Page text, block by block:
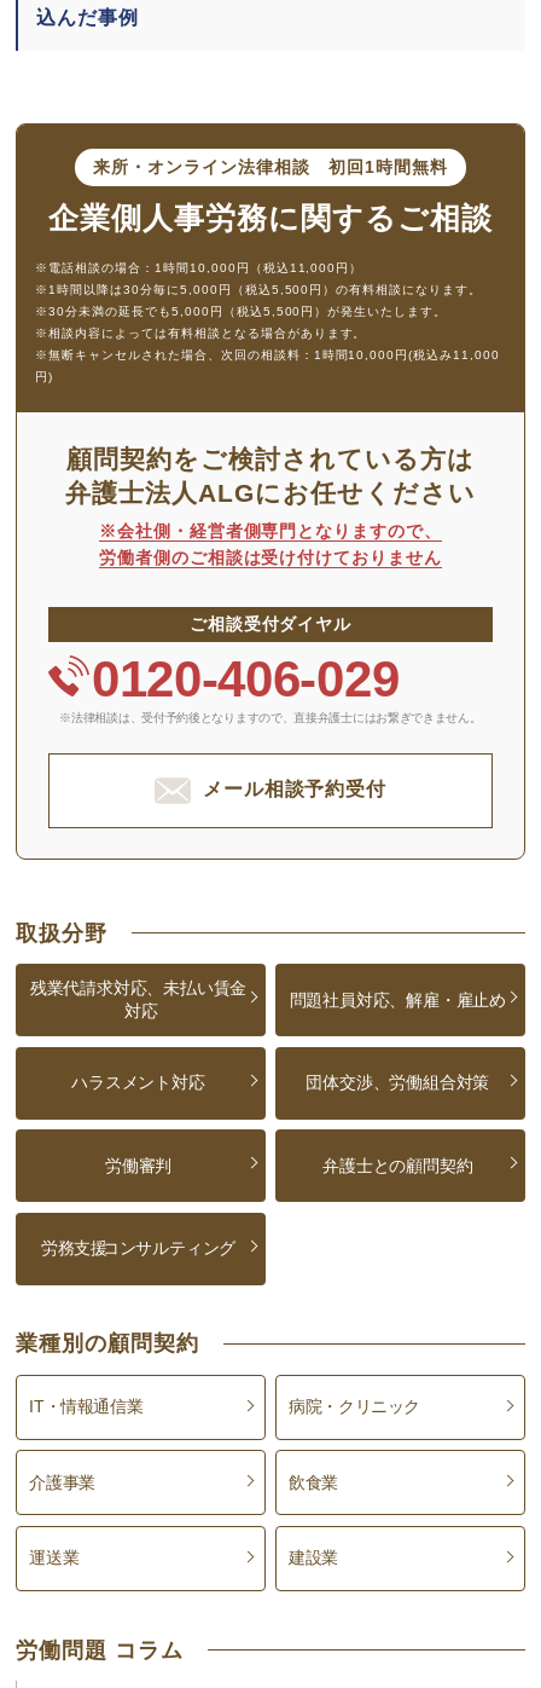
込んだ事例
来所・オンライン法律相談 初回1時間無料
企業側人事労務に 関するご相談
※電話相談の場合：1時間10,000円（税込11,000円）
※1時間以降は30分毎に5,000円（税込5,500円）の有料相談になります。
※30分未満の延長でも5,000円（税込5,500円）が発生いたします。
※相談内容によっては有料相談となる場合があります。
※無断キャンセルされた場合、次回の相談料：1時間10,000円(税込み11,000
円)
顧問契約をご検討されている方は
弁護士法人ALGにお任せください
※会社側・経営者側専門となりますので、
労働者側のご相談は受け付けておりません
ご相談受付ダイヤル
0120-406-029
※法律相談は、受付予約後となりますので、 直接弁護士にはお繋ぎできません。
メール相談予約受付
取扱分野
残業代請求対応、未払い賃金
対応
問題社員対応、解雇・雇止め
ハラスメント対応 団体交渉、労働組合対策
労働審判 弁護士との顧問契約
労務支援コンサルティング
業種別の顧問契約
IT・情報通信業 病院・クリニック
介護事業 飲食業
運送業 建設業
労働問題 コラム